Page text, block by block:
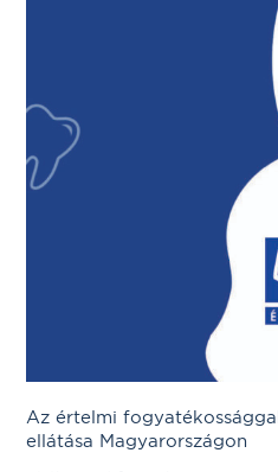
Az értelmi
ellátása Magyarországon